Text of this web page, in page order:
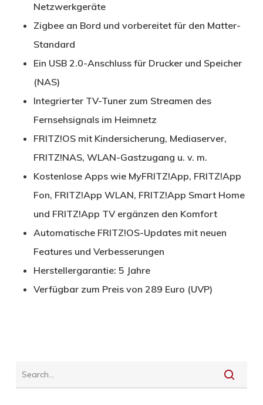
Netzwerkgeräte
Zigbee an Bord und vorbereitet für den Matter-
Standard
Ein USB 2.0-Anschluss für Drucker und Speicher
(NAS)
Integrierter TV-Tuner zum Streamen des
Fernsehsignals im Heimnetz
FRITZ!OS mit Kindersicherung, Mediaserver,
FRITZ!NAS, WLAN-Gastzugang u. v. m.
Kostenlose Apps wie MyFRITZ!App, FRITZ!App
Fon, FRITZ!App WLAN, FRITZ!App Smart Home
und FRITZ!App TV ergänzen den Komfort
Automatische FRITZ!OS-Updates mit neuen
Features und Verbesserungen
Herstellergarantie: 5 Jahre
Verfügbar zum Preis von 289 Euro (UVP)